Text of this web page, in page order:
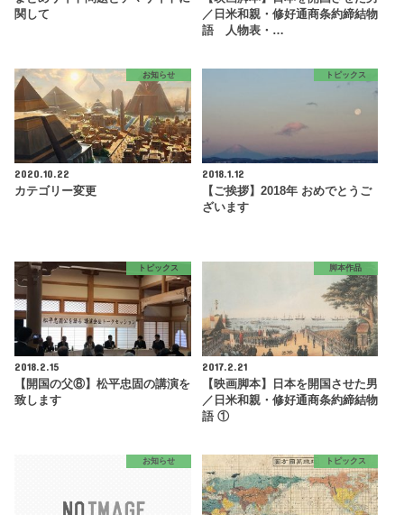
関して
／日米和親・修好通商条約締結物
語 人物表・…
お知らせ
2020.10.22
カテゴリー変更
トピックス
2018.1.12
【ご挨拶】2018年 おめでとうご
ざいます
トピックス
2018.2.15
【開国の父⑧】松平忠固の講演を
致します
脚本作品
2017.2.21
【映画脚本】日本を開国させた男
／日米和親・修好通商条約締結物
語 ①
お知らせ トピックス